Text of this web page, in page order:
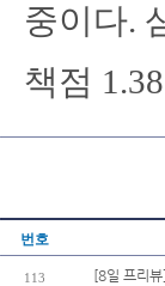
중이다.
책점
번호
113 [8일 프리